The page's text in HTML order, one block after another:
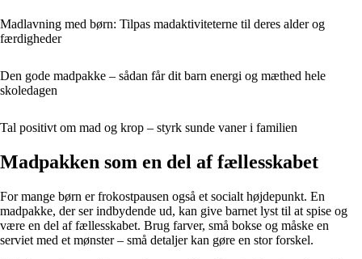
Madlavning med børn: Tilpas madaktiviteterne til deres alder og
færdigheder
Den gode madpakke – sådan får dit barn energi og mæthed hele
skoledagen
Tal positivt om mad og krop – styrk sunde vaner i familien
Madpakken som en del af fællesskabet
For mange børn er frokostpausen også et socialt højdepunkt. En
madpakke, der ser indbydende ud, kan give barnet lyst til at spise og
være en del af fællesskabet. Brug farver, små bokse og måske en
serviet med et mønster – små detaljer kan gøre en stor forskel.